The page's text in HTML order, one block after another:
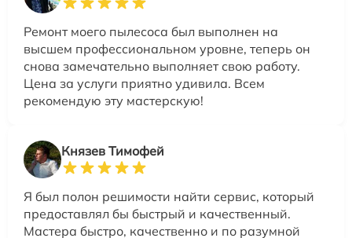
Ремонт моего пылесоса был выполнен на
высшем профессиональном уровне, теперь он
снова замечательно выполняет свою работу.
Цена за услуги приятно удивила. Всем
рекомендую эту мастерскую!
Князев Тимофей
Я был полон решимости найти сервис, который
предоставлял бы быстрый и качественный.
Мастера быстро, качественно и по разумной